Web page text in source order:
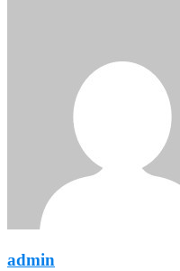
admin